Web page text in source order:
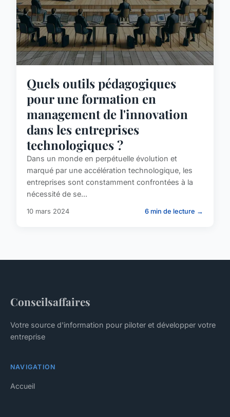
Quels outils pédagogiques
pour une formation en
management de l'innovation
dans les entreprises
technologiques ?
Dans un monde en perpétuelle évolution et
marqué par une accélération technologique, les
entreprises sont constamment confrontées à la
nécessité de se...
10 mars 2024 6 min de lecture →
Conseilsaffaires
Votre source d'information pour piloter et développer votre
entreprise
NAVIGATION
Accueil